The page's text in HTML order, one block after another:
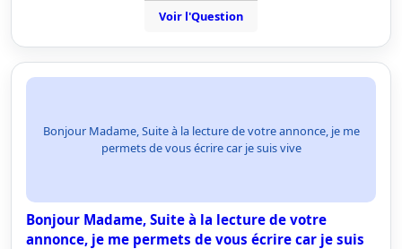
Voir l'Question
Bonjour Madame, Suite à la lecture de votre annonce, je me
permets de vous écrire car je suis vive
Bonjour Madame, Suite à la lecture de votre
annonce, je me permets de vous écrire car je suis